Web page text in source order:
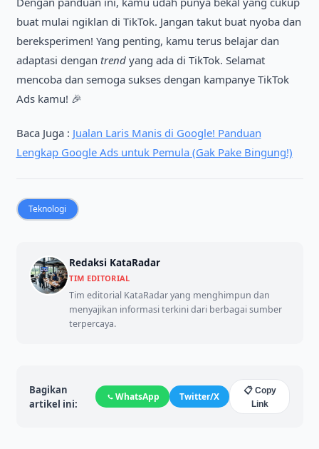
buat mulai ngiklan di TikTok. Jangan takut buat nyoba dan
bereksperimen! Yang penting, kamu terus belajar dan
adaptasi dengan trendyang ada di TikTok. Selamat
mencoba dan semoga sukses dengan kampanye TikTok
Ads kamu! 🎉
Baca Juga : Jualan Laris Manis di Google! Panduan
Lengkap Google Ads untuk Pemula (Gak Pake Bingung!)
Teknologi
Redaksi KataRadar
TIM EDITORIAL
Tim editorial KataRadar yang menghimpun dan
menyajikan informasi terkini dari berbagai sumber
terpercaya.
Bagikan
artikel ini:
WhatsApp Twitter/X
📋 Copy
Link